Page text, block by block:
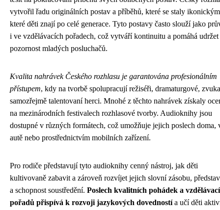
vytvořil řadu originálních postav a příběhů, které se staly
které děti znají po celé generace. Tyto postavy často slouží jako
i ve vzdělávacích pořadech, což vytváří kontinuitu a pomáhá udržet
pozornost mladých posluchačů.
Kvalita nahrávek Českého rozhlasu je garantována profesionálním
přístupem, kdy na tvorbě spolupracují režiséři, dramaturgové,
samozřejmě talentovaní herci. Mnohé z těchto nahrávek získaly
na mezinárodních festivalech rozhlasové tvorby. Audioknihy jsou
dostupné v různých formátech, což umožňuje jejich poslech doma,
autě nebo prostřednictvím mobilních zařízení.
Pro rodiče představují tyto audioknihy cenný nástroj, jak děti
kultivovaně zabavit a zároveň rozvíjet jejich slovní zásobu,
a schopnost soustředění. Poslech kvalitních pohádek a
pořadů přispívá k rozvoji jazykových dovednostía učí děti